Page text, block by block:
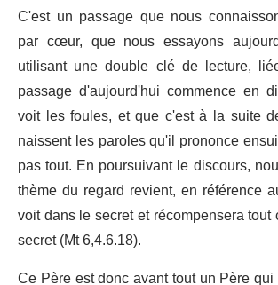
C'est un passage que nous
par cœur, que nous essayons
utilisant une double clé de lecture,
passage d'aujourd'hui commence en
voit les foules, et que c'est à la suite
naissent les paroles qu'il prononce
pas tout. En poursuivant le discours,
thème du regard revient, en référence
voit dans le secret et récompensera
secret (Mt 6,4.6.18).
Ce Père est donc avant tout un Père